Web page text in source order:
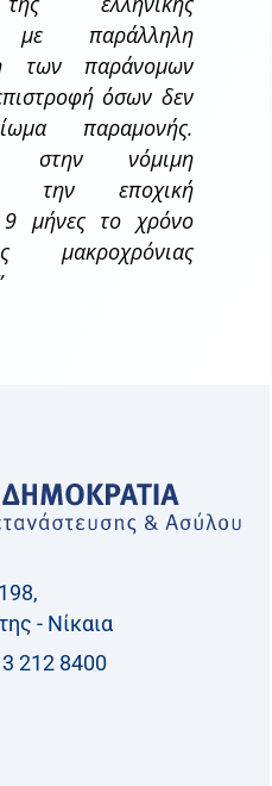
με παράλληλη
των παράνομων
όσων δεν
παραμονής.
στην νόμιμη
την εποχική
μήνες το χρόνο
μακροχρόνιας
- Νίκαια
212 8400